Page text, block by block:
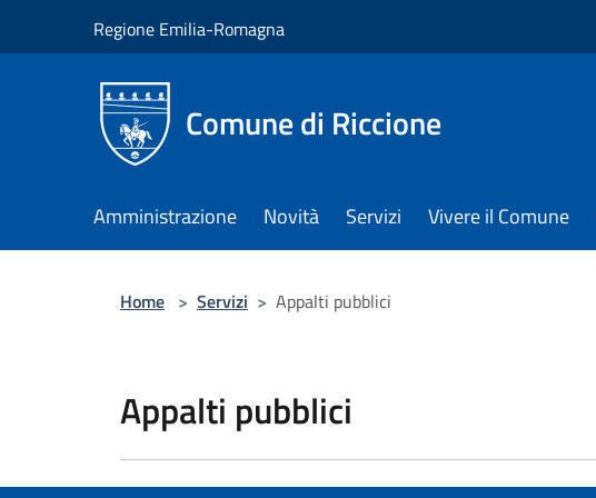
Regione Emilia-Romagna
Comune di Riccione
Amministrazione Novità Servizi Vivere il Comune
Home > Servizi > Appalti pubblici
Appalti pubblici